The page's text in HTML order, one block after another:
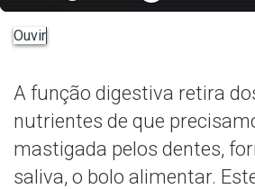
Ouvir
A função digestiva retira
nutrientes de que
mastigada pelos dentes,
saliva, o bolo alimentar.